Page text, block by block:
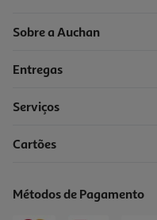
Sobre a Auchan
Entregas
Serviços
Cartões
Métodos de Pagamento